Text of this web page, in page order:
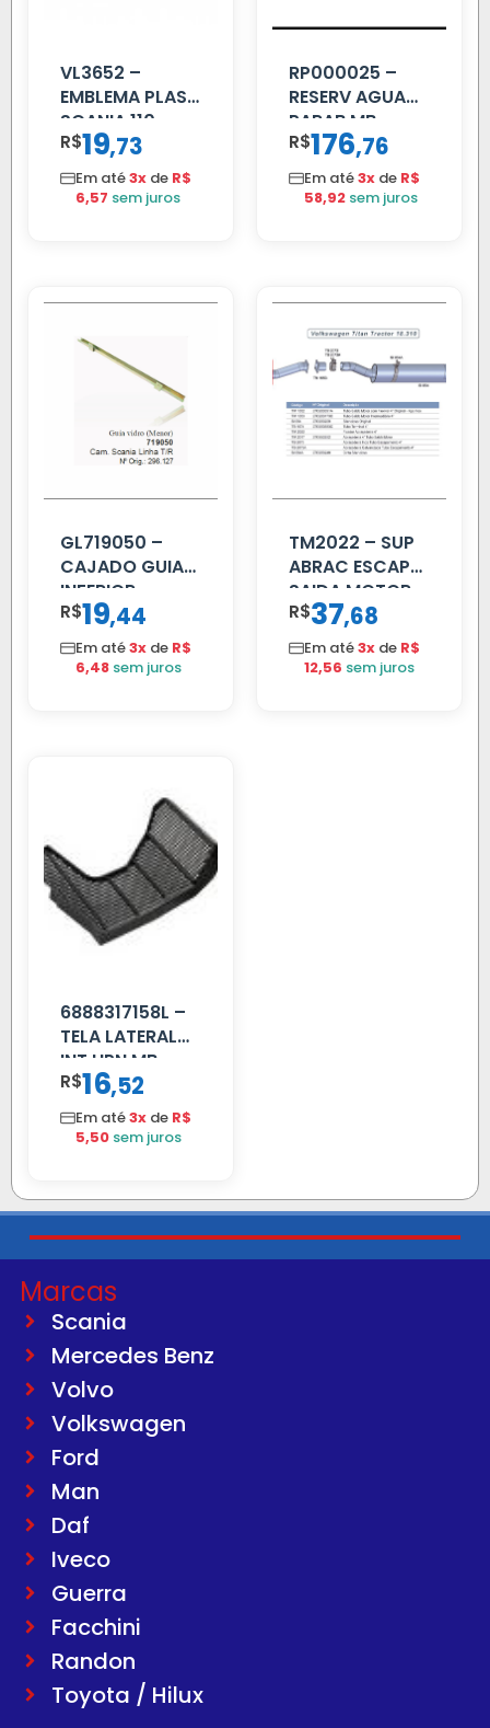
VL3652 –
EMBLEMA PLAST
SCANIA 110
CROMADO
R$19,73
Em até3x de R$
6,57 sem juros
RP000025 –
RESERV AGUA
PARAB MB
ACCELO
C/TAMPA
R$176,76
Em até3x de R$
58,92 sem juros
GL719050 –
CAJADO GUIA
INFERIOR
SCANIA T/R
112/113 MENOR
R$19,44
Em até3x de R$
6,48 sem juros
TM2022 – SUP
ABRAC ESCAP
SAIDA MOTOR
VW TITAN
R$37,68
Em até3x de R$
12,56 sem juros
6888317158L –
TELA LATERAL
INT HPN MB
709/MB 1618 LD
TELA
R$16,52
Em até3x de R$
5,50 sem juros
Marcas
Scania
Mercedes Benz
Volvo
Volkswagen
Ford
Man
Daf
Iveco
Guerra
Facchini
Randon
Toyota / Hilux